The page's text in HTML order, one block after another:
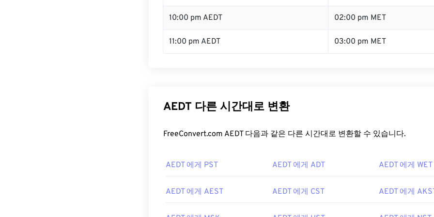
10:00 pm AEDT 02:00 pm MET
11:00 pm AEDT 03:00 pm MET
AEDT 다른 시간대로 변환
FreeConvert.com AEDT 다음과 같은 다른 시간대로 변환할 수 있습니다.
AEDT 에게 PST AEDT 에게 ADT AEDT 에게 WET
AEDT 에게 AEST AEDT 에게 CST AEDT 에게